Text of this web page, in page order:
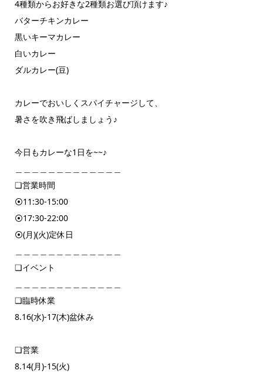
4種類からお好きな2種類お選び頂けます♪
バターチキンカレー
黒いキーマカレー
白いカレー
ダルカレー(豆)
カレーでおいしくスパイチャージして、
暑さを吹き飛ばしましょう♪
今日もカレーな1日を~~♪
❏営業時間
⦿11:30-15:00
⦿17:30-22:00
⦿(月)(火)定休日
❏イベント
❏臨時休業
8.16(水)-17(木)盆休み
❏営業
8.14(月)-15(火)